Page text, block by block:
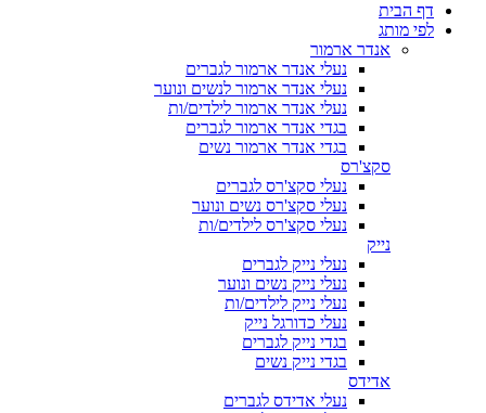
דף הבית
לפי מותג
אנדר ארמור
נעלי אנדר ארמור לגברים
נעלי אנדר ארמור לנשים ונוער
נעלי אנדר ארמור לילדים/ות
בגדי אנדר ארמור לגברים
בגדי אנדר ארמור נשים
סקצ'רס
נעלי סקצ'רס לגברים
נעלי סקצ'רס נשים ונוער
נעלי סקצ'רס לילדים/ות
נייק
נעלי נייק לגברים
נעלי נייק נשים ונוער
נעלי נייק לילדים/ות
נעלי כדורגל נייק
בגדי נייק לגברים
בגדי נייק נשים
אדידס
נעלי אדידס לגברים